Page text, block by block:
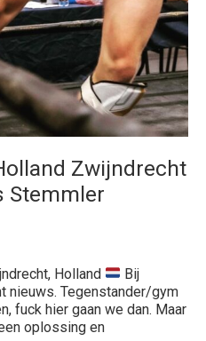
Zwijndrecht
Stemmler
Holland
Bij
nieuws. Tegenstander/gym
fuck hier gaan we dan. Maar
oplossing en